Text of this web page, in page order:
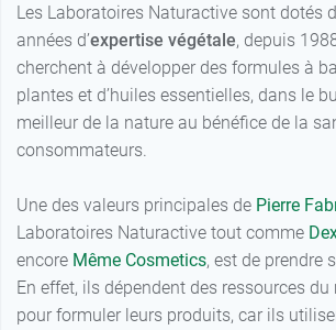
Les Laboratoires Naturactive sont dotés
années d’expertise végétale, depuis
cherchent à développer des formules à
plantes et d’huiles essentielles, dans le
meilleur de la nature au bénéfice de la
consommateurs.
Une des valeurs principales de Pierre
Laboratoires Naturactive tout comme
encore Même Cosmetics, est de prendre
En effet, ils dépendent des ressources
pour formuler leurs produits, car ils